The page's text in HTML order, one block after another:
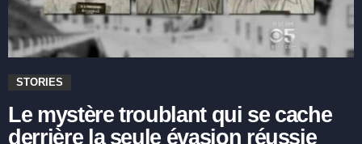
STORIES
Le mystère troublant qui se cache
derrière la seule évasion réussie